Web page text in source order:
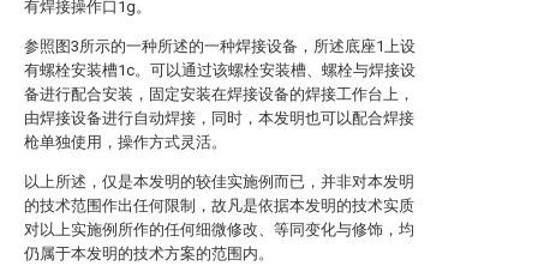
有焊接操作口1g。
参照图3所示的一种所述的一种焊接设备，所述底座1上设
有螺栓安装槽1c。可以通过该螺栓安装槽、螺栓与焊接设
备进行配合安装，固定安装在焊接设备的焊接工作台上，
由焊接设备进行自动焊接，同时，本发明也可以配合焊接
枪单独使用，操作方式灵活。
以上所述，仅是本发明的较佳实施例而已，并非对本发明
的技术范围作出任何限制，故凡是依据本发明的技术实质
对以上实施例所作的任何细微修改、等同变化与修饰，均
仍属于本发明的技术方案的范围内。